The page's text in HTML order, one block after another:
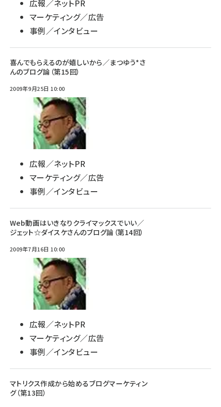
広報／ネットPR
マーケティング／広告
事例／インタビュー
喜んでもらえるのが嬉しいから／まつゆう*さ
んのブログ論（第15回）
2009年9月25日 10:00
広報／ネットPR
マーケティング／広告
事例／インタビュー
Web動画はいきなりクライマックスでいい／
ジェット☆ダイスケさんのブログ論（第14回）
2009年7月16日 10:00
広報／ネットPR
マーケティング／広告
事例／インタビュー
マトリクス作成から始めるブログマーケティン
グ（第13回）